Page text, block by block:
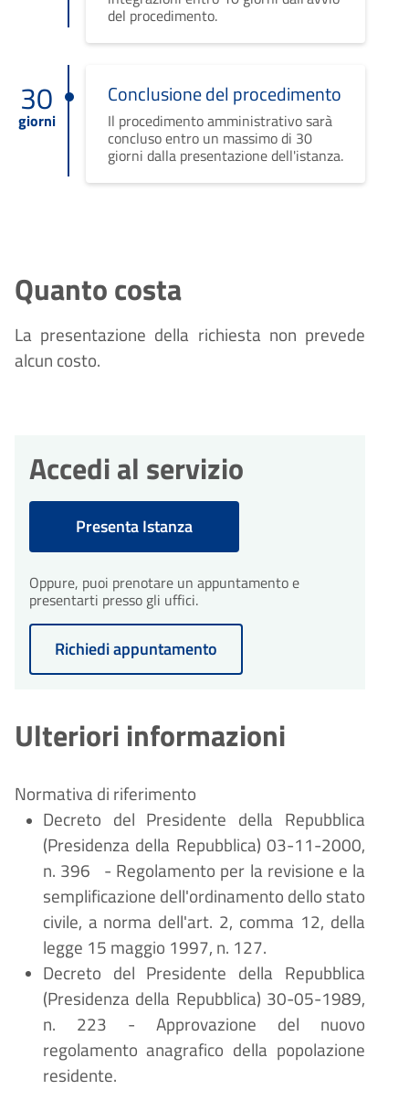
del procedimento.
30
giorni
Conclusione del procedimento
Il procedimento amministrativo sarà
concluso entro un massimo di 30
giorni dalla presentazione dell'istanza.
Quanto costa
La presentazione della richiesta non prevede
alcun costo.
Accedi al servizio
Presenta Istanza
Oppure, puoi prenotare un appuntamento e
presentarti presso gli uffici.
Richiedi appuntamento
Ulteriori informazioni
Normativa di riferimento
Decreto del Presidente della Repubblica
(Presidenza della Repubblica) 03-11-2000,
n. 396
- Regolamento per la revisione e la
semplificazione dell'ordinamento dello stato
civile, a norma dell'art. 2, comma 12, della
legge 15 maggio 1997, n. 127.
Decreto del Presidente della Repubblica
(Presidenza della Repubblica) 30-05-1989,
n. 223 - Approvazione del nuovo
regolamento anagrafico della popolazione
residente.